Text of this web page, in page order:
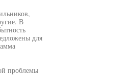
В
для
проблемы